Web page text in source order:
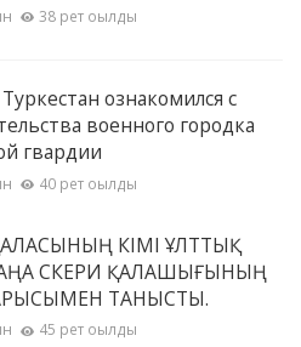
38 рет оқылды
ознакомился с
военного городка
гвардии
40 рет оқылды
ӘКІМІ ҰЛТТЫҚ
ӘСКЕРИ ҚАЛАШЫҒЫНЫҢ
ТАНЫСТЫ.
45 рет оқылды